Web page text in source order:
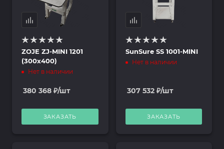
ZOJE ZJ-MINI 1201
(300х400)
Нет в наличии
380 368 ₽/шт
ЗАКАЗАТЬ
SunSure SS 1001-MINI
Нет в наличии
307 532₽/шт
ЗАКАЗАТЬ